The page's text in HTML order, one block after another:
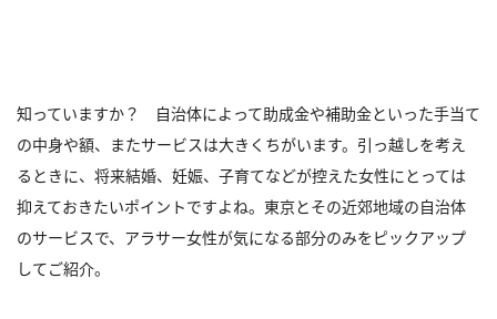
知っていますか？ 自治体によって助成金や補助金といった手当て
の中身や額、またサービスは大きくちがいます。引っ越しを考え
るときに、将来結婚、妊娠、子育てなどが控えた女性にとっては
抑えておきたいポイントですよね。東京とその近郊地域の自治体
のサービスで、アラサー女性が気になる部分のみをピックアップ
してご紹介。